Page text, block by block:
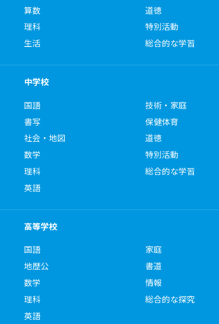
算数
理科
生活
道徳
特別活動
総合的な学習
中学校
国語
書写
社会・地図
数学
理科
英語
技術・家庭
保健体育
道徳
特別活動
総合的な学習
高等学校
国語
地歴公
数学
理科
英語
家庭
書道
情報
総合的な探究